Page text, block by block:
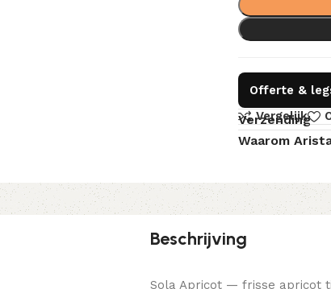
Offerte &
Vergelijk
Verzending
Waarom
Beschrijving
Sola Apricot — frisse apricot